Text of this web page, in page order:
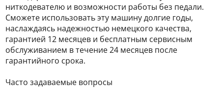
ниткодевателю и возможности работы без педали.
Сможете использовать эту машину долгие годы,
наслаждаясь надежностью немецкого качества,
гарантией 12 месяцев и бесплатным сервисным
обслуживанием в течение 24 месяцев после
гарантийного срока.
Часто задаваемые вопросы